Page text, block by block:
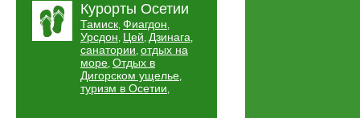
Курорты Осетии
Тамиск, Фиагдон,
Урсдон, Цей, Дзинага,
санатории, отдых на
море, Отдых в
Дигорском ущелье,
туризм в Осетии,